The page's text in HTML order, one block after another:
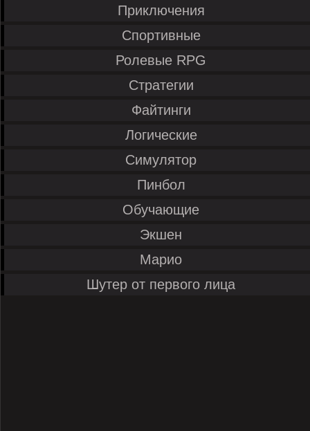
Приключения
Спортивные
Ролевые RPG
Стратегии
Файтинги
Логические
Симулятор
Пинбол
Обучающие
Экшен
Марио
Шутер от первого лица